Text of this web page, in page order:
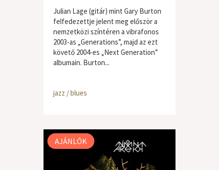
Julian Lage (gitár) mint Gary Burton
felfedezettje jelent meg először a
nemzetközi színtéren a vibrafonos
2003-as „Generations”, majd az ezt
követő 2004-es „Next Generation”
albumain. Burton...
jazz / blues
AJÁNLÓK